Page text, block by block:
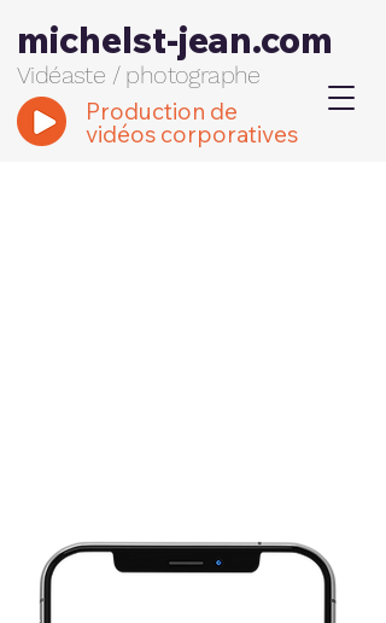
Vidéaste / photographe
Production de
vidéos corporatives
michelst-jean.com